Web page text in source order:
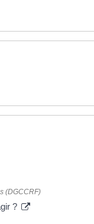
(DGCCRF)
?